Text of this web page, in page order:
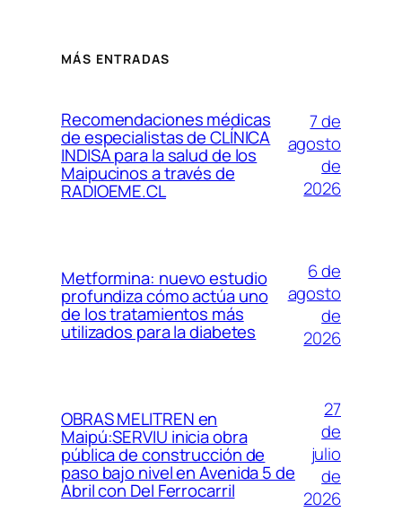
MÁS ENTRADAS
Recomendaciones médicas
de especialistas de CLÍNICA
INDISA para la salud de los
Maipucinos a través de
RADIOEME.CL
7 de
agosto
de
2026
Metformina: nuevo estudio
profundiza cómo actúa uno
de los tratamientos más
utilizados para la diabetes
6 de
agosto
de
2026
OBRAS MELITREN en
Maipú:SERVIU inicia obra
pública de construcción de
paso bajo nivel en Avenida 5 de
Abril con Del Ferrocarril
27
de
julio
de
2026